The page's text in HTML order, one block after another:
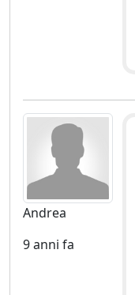
Andrea
9 anni fa